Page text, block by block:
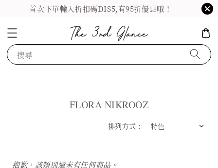
首次下單輸入折扣碼DIS5,有95折優惠哦！
搜尋
FLORA NIKROOZ
排列方式 :
抱歉，該類別還未有任何商品。